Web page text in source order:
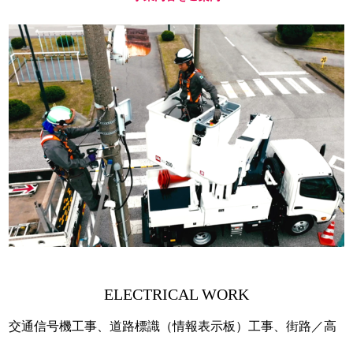
ELECTRICAL WORK
交通信号機工事、道路標識（情報表示板）工事、街路／高